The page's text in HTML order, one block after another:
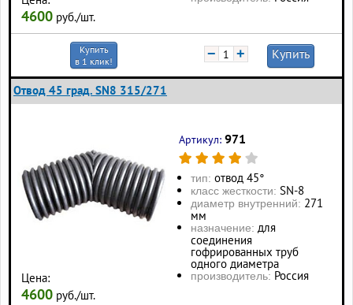
4600 руб./шт.
Купить
в 1 клик!
− + Купить
Отвод 45 град. SN8 315/271
Цена:
4600 руб./шт.
Артикул: 971
тип: отвод 45°
класс жесткости: SN-8
диаметр внутренний: 271
мм
назначение: для
соединения
гофрированных труб
одного диаметра
производитель: Россия